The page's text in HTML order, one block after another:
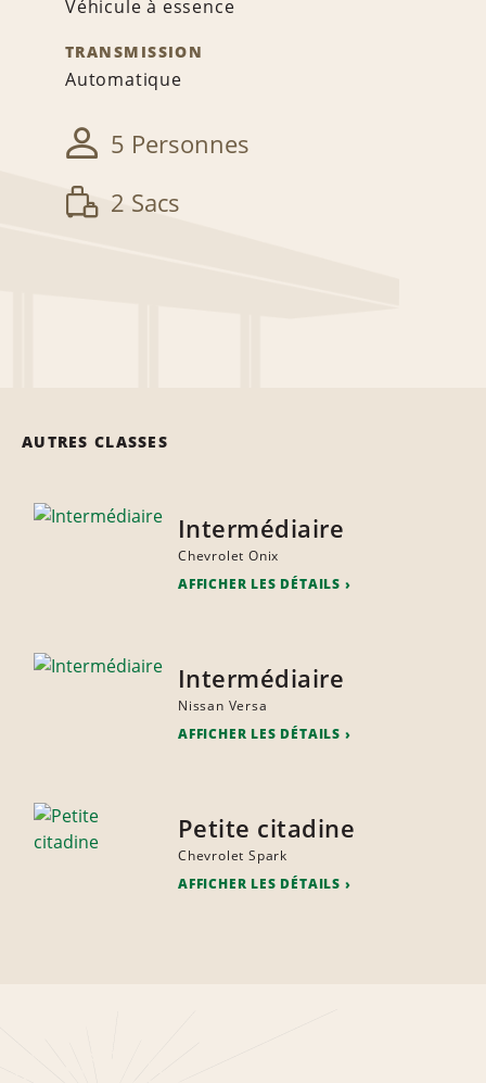
Véhicule à essence
TRANSMISSION
Automatique
5 Personnes
2 Sacs
AUTRES CLASSES
Intermédiaire
Chevrolet Onix
AFFICHER LES DÉTAILS
Intermédiaire
Nissan Versa
AFFICHER LES DÉTAILS
Petite citadine
Chevrolet Spark
AFFICHER LES DÉTAILS